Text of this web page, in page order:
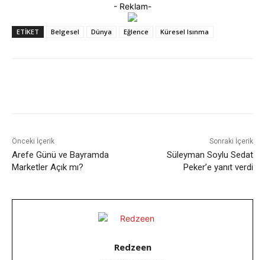
- Reklam-
ETIKET Belgesel Dünya Eğlence Küresel Isınma
Önceki İçerik
Arefe Günü ve Bayramda
Marketler Açık mı?
Sonraki İçerik
Süleyman Soylu Sedat
Peker’e yanıt verdi
Redzeen